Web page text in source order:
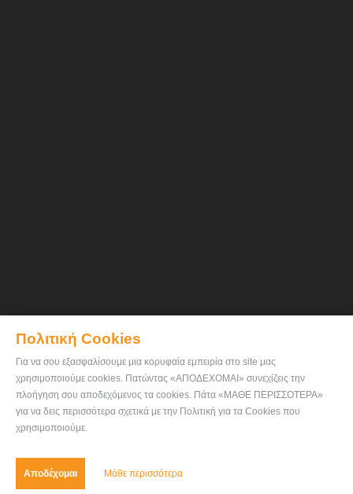
Πολιτική Cookies
Για να σου εξασφαλίσουμε μια κορυφαία εμπειρία στο site μας
χρησιμοποιούμε cookies. Πατώντας «ΑΠΟΔΕΧΟΜΑΙ» συνεχίζεις την
πλοήγηση σου αποδεχόμενος τα cookies. Πάτα «ΜΑΘΕ ΠΕΡΙΣΣΟΤΕΡΑ»
για να δεις περισσότερα σχετικά με την Πολιτική για τα Cookies που
χρησιμοποιούμε.
Αποδέχομαι Μάθε περισσότερα
Eπικοινωνία